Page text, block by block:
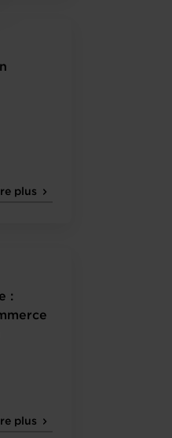
plus
:
plus